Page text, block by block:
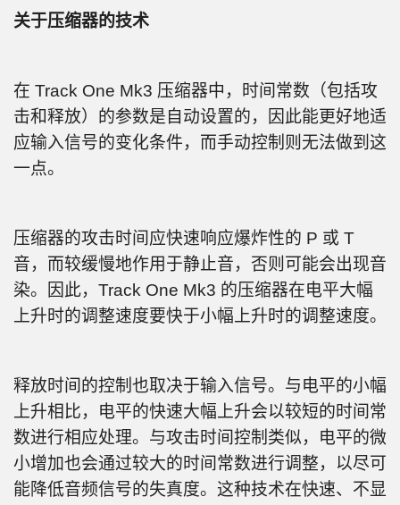
关于压缩器的技术
在 Track One Mk3 压缩器中，时间常数（包括攻
击和释放）的参数是自动设置的，因此能更好地适
应输入信号的变化条件，而手动控制则无法做到这
一点。
压缩器的攻击时间应快速响应爆炸性的 P 或 T
音，而较缓慢地作用于静止音，否则可能会出现音
染。因此，Track One Mk3 的压缩器在电平大幅
上升时的调整速度要快于小幅上升时的调整速度。
释放时间的控制也取决于输入信号。与电平的小幅
上升相比，电平的快速大幅上升会以较短的时间常
数进行相应处理。与攻击时间控制类似，电平的微
小增加也会通过较大的时间常数进行调整，以尽可
能降低音频信号的失真度。这种技术在快速、不显